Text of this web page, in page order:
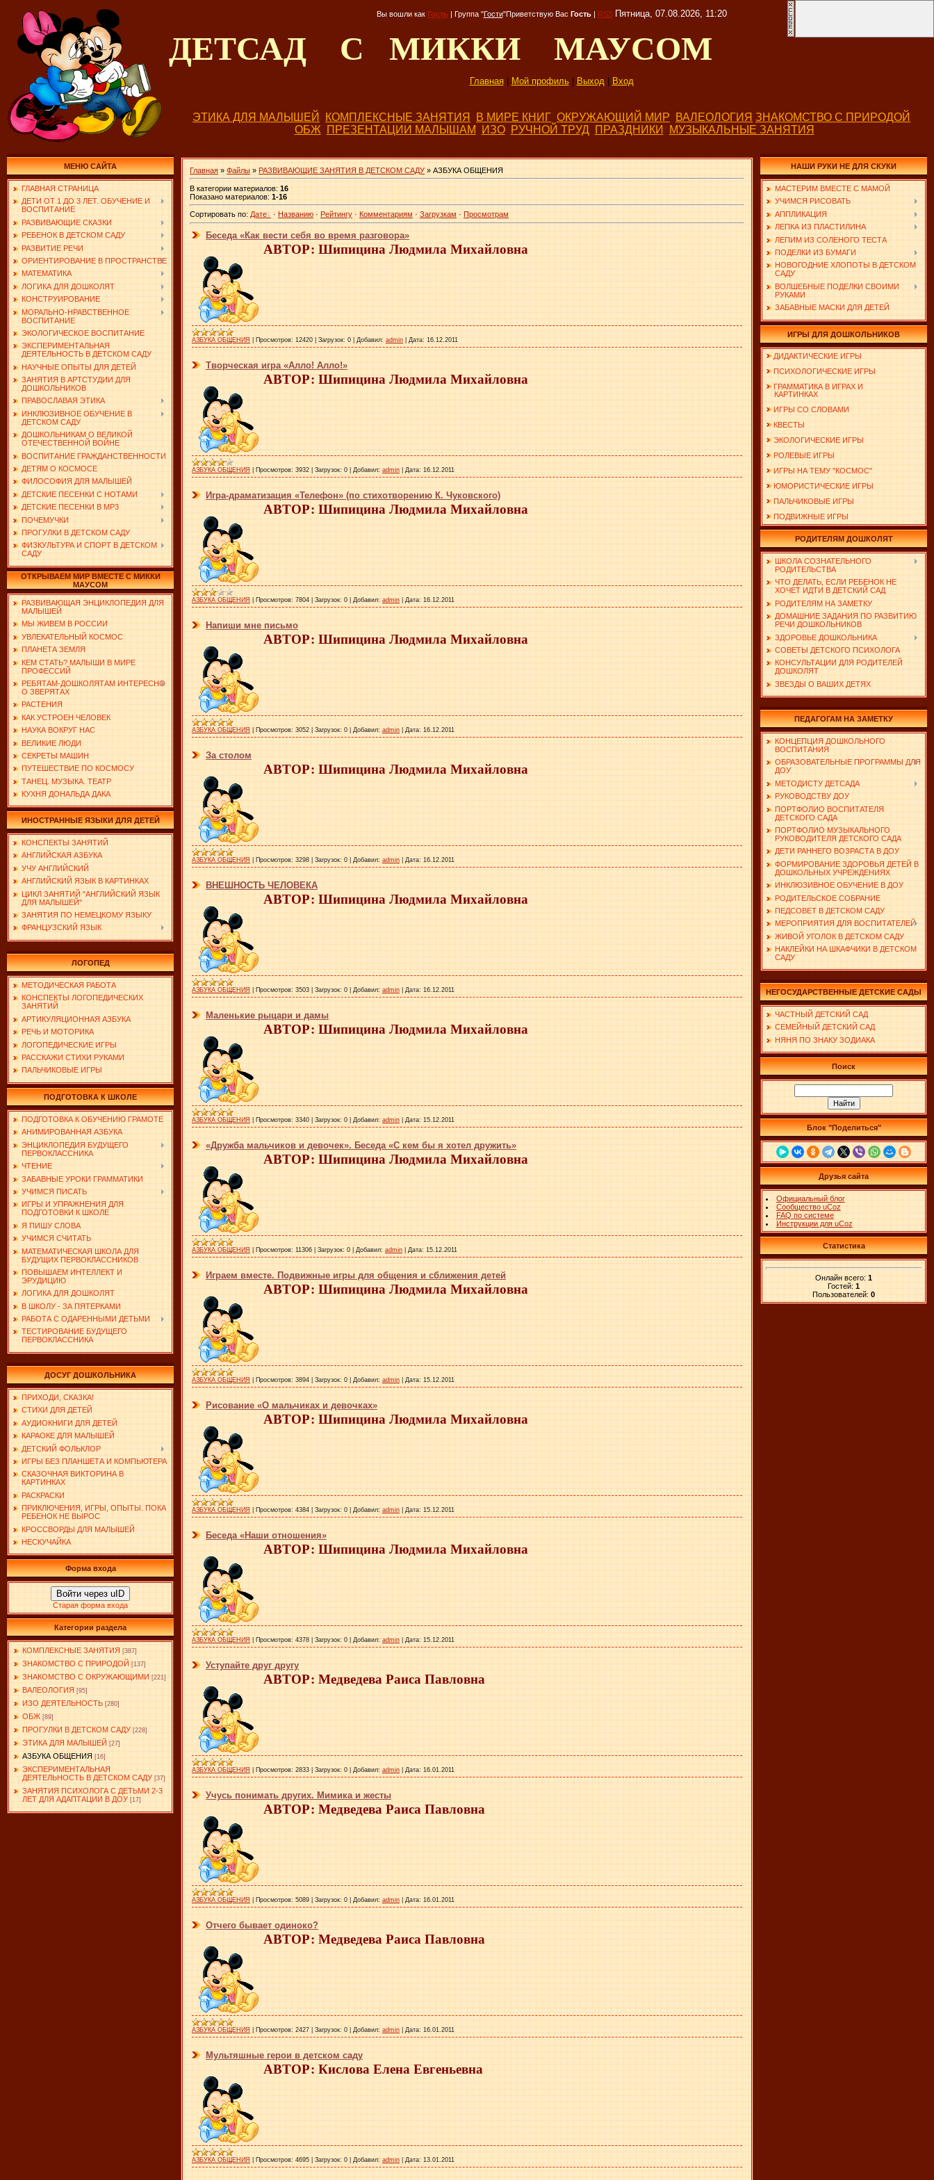
Вы вошли как Гость | Группа"Гости"Приветствую Вас Гость | RSS Пятница, 07.08.2026, 11:20
ДЕТСАД С МИККИ МАУСОМ
Главная| Мой профиль| Выход| Вход
ЭТИКА ДЛЯ МАЛЫШЕЙ КОМПЛЕКСНЫЕ ЗАНЯТИЯ В МИРЕ КНИГ ОКРУЖАЮЩИЙ МИР ВАЛЕОЛОГИЯ ЗНАКОМСТВО С ПРИРОДОЙ
ОБЖ
ПРЕЗЕНТАЦИИ МАЛЫШАМ ИЗО РУЧНОЙ ТРУД ПРАЗДНИКИ МУЗЫКАЛЬНЫЕ ЗАНЯТИЯ
МЕНЮ САЙТА
ГЛАВНАЯ СТРАНИЦА
ДЕТИ ОТ 1 ДО 3 ЛЕТ. ОБУЧЕНИЕ И
ВОСПИТАНИЕ
РАЗВИВАЮЩИЕ СКАЗКИ
РЕБЕНОК В ДЕТСКОМ САДУ
РАЗВИТИЕ РЕЧИ
ОРИЕНТИРОВАНИЕ В ПРОСТРАНСТВЕ
МАТЕМАТИКА
ЛОГИКА ДЛЯ ДОШКОЛЯТ
КОНСТРУИРОВАНИЕ
МОРАЛЬНО-НРАВСТВЕННОЕ
ВОСПИТАНИЕ
ЭКОЛОГИЧЕСКОЕ ВОСПИТАНИЕ
ЭКСПЕРИМЕНТАЛЬНАЯ
ДЕЯТЕЛЬНОСТЬ В ДЕТСКОМ САДУ
НАУЧНЫЕ ОПЫТЫ ДЛЯ ДЕТЕЙ
ЗАНЯТИЯ В АРТСТУДИИ ДЛЯ
ДОШКОЛЬНИКОВ
ПРАВОСЛАВАЯ ЭТИКА
ИНКЛЮЗИВНОЕ ОБУЧЕНИЕ В
ДЕТСКОМ САДУ
ДОШКОЛЬНИКАМ О ВЕЛИКОЙ
ОТЕЧЕСТВЕННОЙ ВОЙНЕ
ВОСПИТАНИЕ ГРАЖДАНСТВЕННОСТИ
ДЕТЯМ О КОСМОСЕ
ФИЛОСОФИЯ ДЛЯ МАЛЫШЕЙ
ДЕТСКИЕ ПЕСЕНКИ С НОТАМИ
ДЕТСКИЕ ПЕСЕНКИ В MP3
ПОЧЕМУЧКИ
ПРОГУЛКИ В ДЕТСКОМ САДУ
ФИЗКУЛЬТУРА И СПОРТ В ДЕТСКОМ
САДУ
ОТКРЫВАЕМ МИР ВМЕСТЕ С МИККИ
МАУСОМ
РАЗВИВАЮЩАЯ ЭНЦИКЛОПЕДИЯ ДЛЯ
МАЛЫШЕЙ
МЫ ЖИВЕМ В РОССИИ
УВЛЕКАТЕЛЬНЫЙ КОСМОС
ПЛАНЕТА ЗЕМЛЯ
КЕМ СТАТЬ? МАЛЫШИ В МИРЕ
ПРОФЕССИЙ
РЕБЯТАМ-ДОШКОЛЯТАМ ИНТЕРЕСНО
О ЗВЕРЯТАХ
РАСТЕНИЯ
КАК УСТРОЕН ЧЕЛОВЕК
НАУКА ВОКРУГ НАС
ВЕЛИКИЕ ЛЮДИ
СЕКРЕТЫ МАШИН
ПУТЕШЕСТВИЕ ПО КОСМОСУ
ТАНЕЦ. МУЗЫКА. ТЕАТР
КУХНЯ ДОНАЛЬДА ДАКА
ИНОСТРАННЫЕ ЯЗЫКИ ДЛЯ ДЕТЕЙ
КОНСПЕКТЫ ЗАНЯТИЙ
АНГЛИЙСКАЯ АЗБУКА
УЧУ АНГЛИЙСКИЙ
АНГЛИЙСКИЙ ЯЗЫК В КАРТИНКАХ
ЦИКЛ ЗАНЯТИЙ "АНГЛИЙСКИЙ ЯЗЫК
ДЛЯ МАЛЫШЕЙ"
ЗАНЯТИЯ ПО НЕМЕЦКОМУ ЯЗЫКУ
ФРАНЦУЗСКИЙ ЯЗЫК
ЛОГОПЕД
МЕТОДИЧЕСКАЯ РАБОТА
КОНСПЕКТЫ ЛОГОПЕДИЧЕСКИХ
ЗАНЯТИЙ
АРТИКУЛЯЦИОННАЯ АЗБУКА
РЕЧЬ И МОТОРИКА
ЛОГОПЕДИЧЕСКИЕ ИГРЫ
РАССКАЖИ СТИХИ РУКАМИ
ПАЛЬЧИКОВЫЕ ИГРЫ
ПОДГОТОВКА К ШКОЛЕ
ПОДГОТОВКА К ОБУЧЕНИЮ ГРАМОТЕ
АНИМИРОВАННАЯ АЗБУКА
ЭНЦИКЛОПЕДИЯ БУДУЩЕГО
ПЕРВОКЛАССНИКА
ЧТЕНИЕ
ЗАБАВНЫЕ УРОКИ ГРАММАТИКИ
УЧИМСЯ ПИСАТЬ
ИГРЫ И УПРАЖНЕНИЯ ДЛЯ
ПОДГОТОВКИ К ШКОЛЕ
Я ПИШУ СЛОВА
УЧИМСЯ СЧИТАТЬ
МАТЕМАТИЧЕСКАЯ ШКОЛА ДЛЯ
БУДУЩИХ ПЕРВОКЛАССНИКОВ
ПОВЫШАЕМ ИНТЕЛЛЕКТ И
ЭРУДИЦИЮ
ЛОГИКА ДЛЯ ДОШКОЛЯТ
В ШКОЛУ - ЗА ПЯТЕРКАМИ
РАБОТА С ОДАРЕННЫМИ ДЕТЬМИ
ТЕСТИРОВАНИЕ БУДУЩЕГО
ПЕРВОКЛАССНИКА
ДОСУГ ДОШКОЛЬНИКА
ПРИХОДИ, СКАЗКА!
СТИХИ ДЛЯ ДЕТЕЙ
АУДИОКНИГИ ДЛЯ ДЕТЕЙ
КАРАОКЕ ДЛЯ МАЛЫШЕЙ
ДЕТСКИЙ ФОЛЬКЛОР
ИГРЫ БЕЗ ПЛАНШЕТА И КОМПЬЮТЕРА
СКАЗОЧНАЯ ВИКТОРИНА В
КАРТИНКАХ
РАСКРАСКИ
ПРИКЛЮЧЕНИЯ, ИГРЫ, ОПЫТЫ. ПОКА
РЕБЕНОК НЕ ВЫРОС
КРОССВОРДЫ ДЛЯ МАЛЫШЕЙ
НЕСКУЧАЙКА
Форма входа
Войти через uID
Старая форма входа
Категории раздела
КОМПЛЕКСНЫЕ ЗАНЯТИЯ [387]
ЗНАКОМСТВО С ПРИРОДОЙ [137]
ЗНАКОМСТВО С ОКРУЖАЮЩИМИ [221]
ВАЛЕОЛОГИЯ [95]
ИЗО ДЕЯТЕЛЬНОСТЬ [280]
ОБЖ [89]
ПРОГУЛКИ В ДЕТСКОМ САДУ [228]
ЭТИКА ДЛЯ МАЛЫШЕЙ [27]
АЗБУКА ОБЩЕНИЯ [16]
ЭКСПЕРИМЕНТАЛЬНАЯ
ДЕЯТЕЛЬНОСТЬ В ДЕТСКОМ САДУ [37]
ЗАНЯТИЯ ПСИХОЛОГА С ДЕТЬМИ 2-3
ЛЕТ ДЛЯ АДАПТАЦИИ В ДОУ [17]
Главная » Файлы » РАЗВИВАЮЩИЕ ЗАНЯТИЯ В ДЕТСКОМ САДУ » АЗБУКА ОБЩЕНИЯ
В категории материалов: 16
Показано материалов: 1-16
Сортировать по: Дате · Названию · Рейтингу · Комментариям · Загрузкам · Просмотрам
Беседа «Как вести себя во время разговора»
АВТОР: Шипицина Людмила Михайловна
АЗБУКА ОБЩЕНИЯ Просмотров: 12420 Загрузок: 0 Добавил: admin Дата: 16.12.2011
Творческая игра «Алло! Алло!»
АВТОР: Шипицина Людмила Михайловна
АЗБУКА ОБЩЕНИЯ Просмотров: 3932 Загрузок: 0 Добавил: admin Дата: 16.12.2011
Игра-драматизация «Телефон» (по стихотворению К. Чуковского)
АВТОР: Шипицина Людмила Михайловна
АЗБУКА ОБЩЕНИЯ Просмотров: 7804 Загрузок: 0 Добавил: admin Дата: 16.12.2011
Напиши мне письмо
АВТОР: Шипицина Людмила Михайловна
АЗБУКА ОБЩЕНИЯ Просмотров: 3052 Загрузок: 0 Добавил: admin Дата: 16.12.2011
За столом
АВТОР: Шипицина Людмила Михайловна
АЗБУКА ОБЩЕНИЯ Просмотров: 3298 Загрузок: 0 Добавил: admin Дата: 16.12.2011
ВНЕШНОСТЬ ЧЕЛОВЕКА
АВТОР: Шипицина Людмила Михайловна
АЗБУКА ОБЩЕНИЯ Просмотров: 3503 Загрузок: 0 Добавил: admin Дата: 16.12.2011
Маленькие рыцари и дамы
АВТОР: Шипицина Людмила Михайловна
АЗБУКА ОБЩЕНИЯ Просмотров: 3340 Загрузок: 0 Добавил: admin Дата: 15.12.2011
«Дружба мальчиков и девочек». Беседа «С кем бы я хотел дружить»
АВТОР: Шипицина Людмила Михайловна
АЗБУКА ОБЩЕНИЯ Просмотров: 11306 Загрузок: 0 Добавил: admin Дата: 15.12.2011
Играем вместе. Подвижные игры для общения и сближения детей
АВТОР: Шипицина Людмила Михайловна
АЗБУКА ОБЩЕНИЯ Просмотров: 3894 Загрузок: 0 Добавил: admin Дата: 15.12.2011
Рисование «О мальчиках и девочках»
АВТОР: Шипицина Людмила Михайловна
АЗБУКА ОБЩЕНИЯ Просмотров: 4384 Загрузок: 0 Добавил: admin Дата: 15.12.2011
Беседа «Наши отношения»
АВТОР: Шипицина Людмила Михайловна
АЗБУКА ОБЩЕНИЯ Просмотров: 4378 Загрузок: 0 Добавил: admin Дата: 15.12.2011
Уступайте друг другу
АВТОР: Медведева Раиса Павловна
АЗБУКА ОБЩЕНИЯ Просмотров: 2833 Загрузок: 0 Добавил: admin Дата: 16.01.2011
Учусь понимать других. Мимика и жесты
АВТОР: Медведева Раиса Павловна
АЗБУКА ОБЩЕНИЯ Просмотров: 5089 Загрузок: 0 Добавил: admin Дата: 16.01.2011
Отчего бывает одиноко?
АВТОР: Медведева Раиса Павловна
АЗБУКА ОБЩЕНИЯ Просмотров: 2427 Загрузок: 0 Добавил: admin Дата: 16.01.2011
Мультяшные герои в детском саду
АВТОР: Кислова Елена Евгеньевна
АЗБУКА ОБЩЕНИЯ Просмотров: 4695 Загрузок: 0 Добавил: admin Дата: 13.01.2011
НАШИ РУКИ НЕ ДЛЯ СКУКИ
МАСТЕРИМ ВМЕСТЕ С МАМОЙ
УЧИМСЯ РИСОВАТЬ
АППЛИКАЦИЯ
ЛЕПКА ИЗ ПЛАСТИЛИНА
ЛЕПИМ ИЗ СОЛЕНОГО ТЕСТА
ПОДЕЛКИ ИЗ БУМАГИ
НОВОГОДНИЕ ХЛОПОТЫ В ДЕТСКОМ
САДУ
ВОЛШЕБНЫЕ ПОДЕЛКИ СВОИМИ
РУКАМИ
ЗАБАВНЫЕ МАСКИ ДЛЯ ДЕТЕЙ
ИГРЫ ДЛЯ ДОШКОЛЬНИКОВ
ДИДАКТИЧЕСКИЕ ИГРЫ
ПСИХОЛОГИЧЕСКИЕ ИГРЫ
ГРАММАТИКА В ИГРАХ И
КАРТИНКАХ
ИГРЫ СО СЛОВАМИ
КВЕСТЫ
ЭКОЛОГИЧЕСКИЕ ИГРЫ
РОЛЕВЫЕ ИГРЫ
ИГРЫ НА ТЕМУ "КОСМОС"
ЮМОРИСТИЧЕСКИЕ ИГРЫ
ПАЛЬЧИКОВЫЕ ИГРЫ
ПОДВИЖНЫЕ ИГРЫ
РОДИТЕЛЯМ ДОШКОЛЯТ
ШКОЛА СОЗНАТЕЛЬНОГО
РОДИТЕЛЬСТВА
ЧТО ДЕЛАТЬ, ЕСЛИ РЕБЕНОК НЕ
ХОЧЕТ ИДТИ В ДЕТСКИЙ САД
РОДИТЕЛЯМ НА ЗАМЕТКУ
ДОМАШНИЕ ЗАДАНИЯ ПО РАЗВИТИЮ
РЕЧИ ДОШКОЛЬНИКОВ
ЗДОРОВЬЕ ДОШКОЛЬНИКА
СОВЕТЫ ДЕТСКОГО ПСИХОЛОГА
КОНСУЛЬТАЦИИ ДЛЯ РОДИТЕЛЕЙ
ДОШКОЛЯТ
ЗВЕЗДЫ О ВАШИХ ДЕТЯХ
ПЕДАГОГАМ НА ЗАМЕТКУ
КОНЦЕПЦИЯ ДОШКОЛЬНОГО
ВОСПИТАНИЯ
ОБРАЗОВАТЕЛЬНЫЕ ПРОГРАММЫ ДЛЯ
ДОУ
МЕТОДИСТУ ДЕТСАДА
РУКОВОДСТВУ ДОУ
ПОРТФОЛИО ВОСПИТАТЕЛЯ
ДЕТСКОГО САДА
ПОРТФОЛИО МУЗЫКАЛЬНОГО
РУКОВОДИТЕЛЯ ДЕТСКОГО САДА
ДЕТИ РАННЕГО ВОЗРАСТА В ДОУ
ФОРМИРОВАНИЕ ЗДОРОВЬЯ ДЕТЕЙ В
ДОШКОЛЬНЫХ УЧРЕЖДЕНИЯХ
ИНКЛЮЗИВНОЕ ОБУЧЕНИЕ В ДОУ
РОДИТЕЛЬСКОЕ СОБРАНИЕ
ПЕДСОВЕТ В ДЕТСКОМ САДУ
МЕРОПРИЯТИЯ ДЛЯ ВОСПИТАТЕЛЕЙ
ЖИВОЙ УГОЛОК В ДЕТСКОМ САДУ
НАКЛЕЙКИ НА ШКАФЧИКИ В ДЕТСКОМ
САДУ
НЕГОСУДАРСТВЕННЫЕ ДЕТСКИЕ САДЫ
ЧАСТНЫЙ ДЕТСКИЙ САД
СЕМЕЙНЫЙ ДЕТСКИЙ САД
НЯНЯ ПО ЗНАКУ ЗОДИАКА
Поиск
Блок "Поделиться"
Друзья сайта
Официальный блог
Сообщество uCoz
FAQ по системе
Инструкции для uCoz
Статистика
Онлайн всего: 1
Гостей: 1
Пользователей: 0